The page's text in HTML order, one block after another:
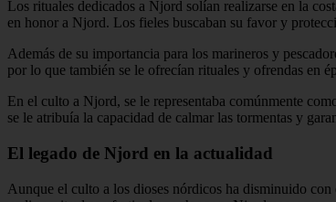
Los rituales dedicados a Njord solían realizarse en la
en honor a Njord. Los fieles buscaban su favor y
Además de su importancia para los marineros y
por lo que también se le ofrecían rituales y ofrendas en
En el culto a Njord, se le representaba comúnmente
se le atribuía la capacidad de calmar las tormentas y
El legado de Njord en la actualidad
Aunque el culto a los dioses nórdicos ha disminuido